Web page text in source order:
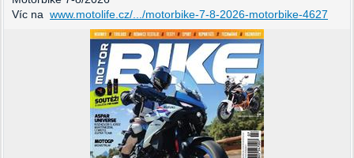
Víc na www.motolife.cz/.../motorbike-7-8-2026-motorbike-4627